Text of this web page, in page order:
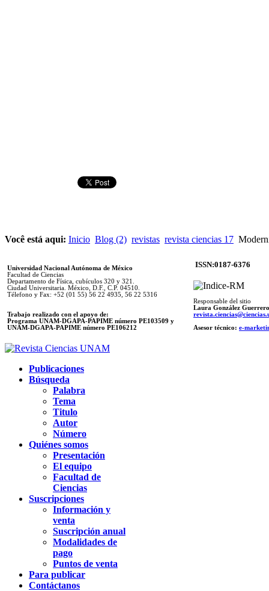
Você está aqui: Inicio Blog (2) revistas revista ciencias 17
Universidad Nacional Autónoma de México
Facultad de Ciencias
Departamento de Física, cubículos 320 y 321.
Ciudad Universitaria. México, D.F., C.P. 04510.
Télefono y Fax: +52 (01 55) 56 22 4935, 56 22 5316
Trabajo realizado con el apoyo de:
Programa UNAM-DGAPA-PAPIME número PE103509 y
UNAM-DGAPA-PAPIME número PE106212
ISSN:0187-6376
Responsable del sitio
Laura González Guerrero
Asesor técnico: e-
Publicaciones
Búsqueda
Palabra
Tema
Titulo
Autor
Número
Quiénes somos
Presentación
El equipo
Facultad de
Ciencias
Suscripciones
Información y
venta
Suscripción anual
Modalidades de
pago
Puntos de venta
Para publicar
Contáctanos